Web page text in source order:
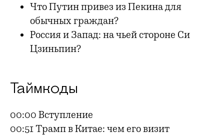
Что Путин привез из Пекина для
обычных граждан?
Россия и Запад: на чьей стороне Си
Цзиньпин?
Таймкоды
00:00 Вступление
00:51 Трамп в Китае: чем его визит